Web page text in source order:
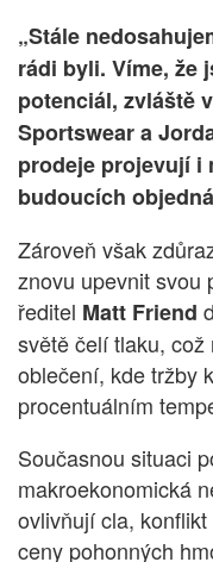
„Stále
rádi byli. Víme, že
potenciál, zvláště
Sportswear a
prodeje projevují i
budoucích
Zároveň však
znovu upevnit svou
ředitel Matt Friend
světě čelí tlaku,
oblečení, kde tržby
procentuálním
Současnou situaci
makroekonomická
ovlivňují cla,
ceny pohonných